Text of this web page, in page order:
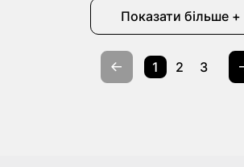
Показати більше +
1 2 3